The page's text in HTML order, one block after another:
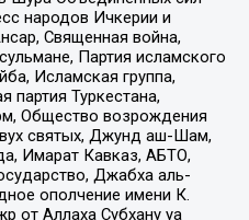
народов Ичкерии и
Священная война,
Партия исламского
Исламская группа,
партия Туркестана,
Общество возрождения
святых, Джунд аш-Шам,
Имарат Кавказ, АБТО,
Джабха аль-
ополчение имени К.
от Аллаха Субхану уа